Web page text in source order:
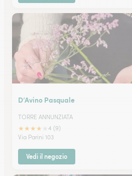
D’Avino Pasquale
TORRE ANNUNZIATA
★★★★
4 (9)
Via Parini 103
Vedi il negozio